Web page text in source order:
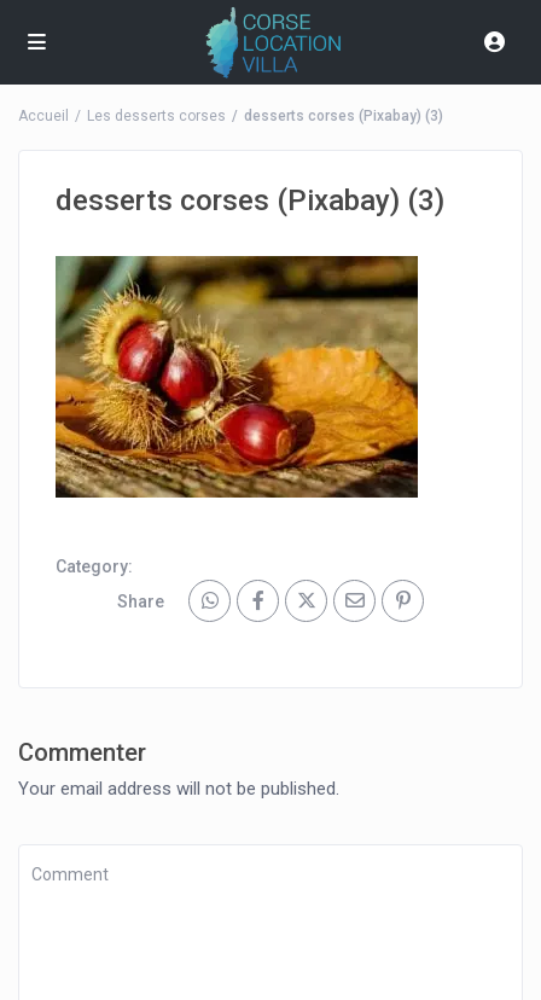
Accueil Les desserts corses desserts corses (Pixabay) (3)
desserts corses (Pixabay) (3)
Category:
Share
Commenter
Your email address will not be published.